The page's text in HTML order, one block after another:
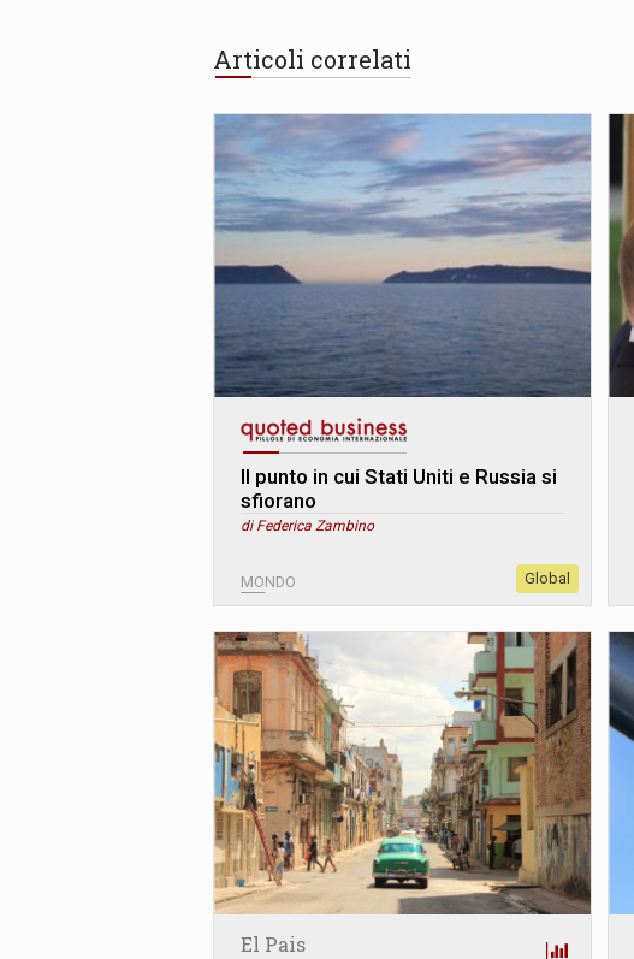
Articoli correlati
Il punto in cui Stati Uniti e Russia si
sfiorano
di Federica Zambino
MONDO Global
El Pais